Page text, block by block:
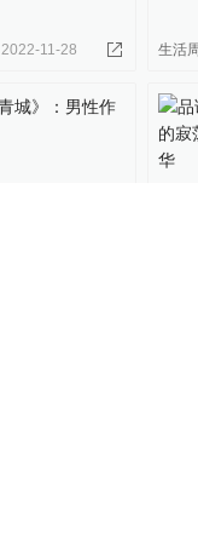
2022-11-28 生活